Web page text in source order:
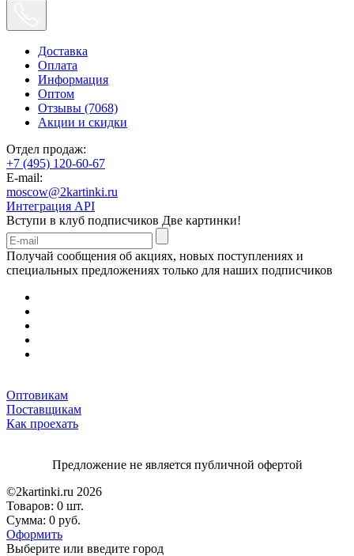
Доставка
Оплата
Информация
Оптом
Отзывы (7068)
Акции и скидки
Отдел продаж:
+7 (495) 120-60-67
E-mail:
moscow@2kartinki.ru
Интеграция API
Вступи в клуб подписчиков Две картинки!
Получай сообщения об акциях, новых поступлениях и
специальных предложениях только для наших подписчиков
Оптовикам
Поставщикам
Как проехать
Предложение не является публичной офертой
©2kartinki.ru 2026
Товаров: 0 шт.
Сумма: 0 руб.
Оформить
Выберите или введите город